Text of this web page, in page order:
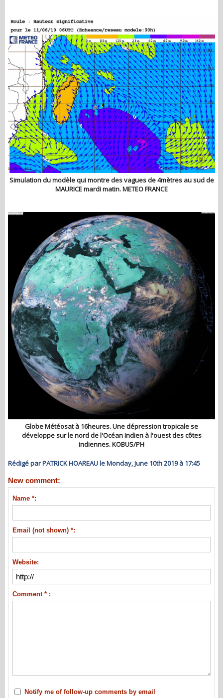
Simulation du modèle qui montre des vagues de 4mètres au sud de
MAURICE mardi matin. METEO FRANCE
Globe Météosat à 16heures. Une dépression tropicale se
développe sur le nord de l'Océan Indien à l'ouest des côtes
indiennes. KOBUS/PH
Rédigé par PATRICK HOAREAU le Monday, June 10th 2019 à 17:45
New comment:
Name *:
Email (not shown) *:
Website:
Comment * :
Notify me of follow-up comments by email